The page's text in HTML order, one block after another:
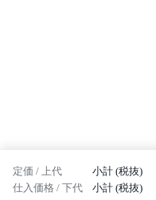
定価 / 上代 小計 (税抜)
仕入価格 / 下代 小計 (税抜)